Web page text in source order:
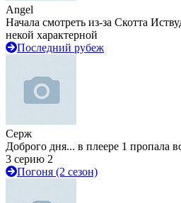
Angel
Начала смотреть из-за Скотта
некой характерной
Последний рубеж
Серж
Доброго дня... в плеере 1 пропала
3 серию 2
Погоня (2 сезон)